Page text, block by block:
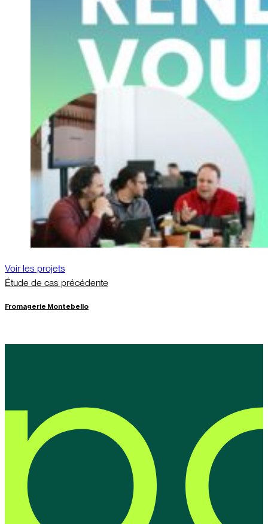
Voir les projets
Étude de cas précédente
Fromagerie Montebello